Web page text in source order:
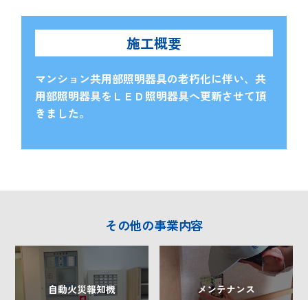
施工概要
マンション共用部照明器具の老朽化に伴い、共
用部照明器具をＬＥＤ照明器具へ更新させて頂
きました。
その他の事業内容
自動火災報知機 メンテナンス